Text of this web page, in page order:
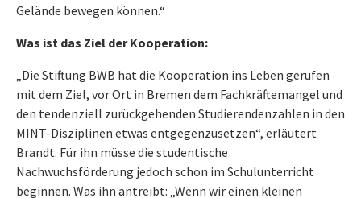
Gelände bewegen können.“
Was ist das Ziel der Kooperation:
„Die Stiftung BWB hat die Kooperation ins Leben gerufen
mit dem Ziel, vor Ort in Bremen dem Fachkräftemangel und
den tendenziell zurückgehenden Studierendenzahlen in den
MINT-Disziplinen etwas entgegenzusetzen“, erläutert
Brandt. Für ihn müsse die studentische
Nachwuchsförderung jedoch schon im Schulunterricht
beginnen. Was ihn antreibt: „Wenn wir einen kleinen